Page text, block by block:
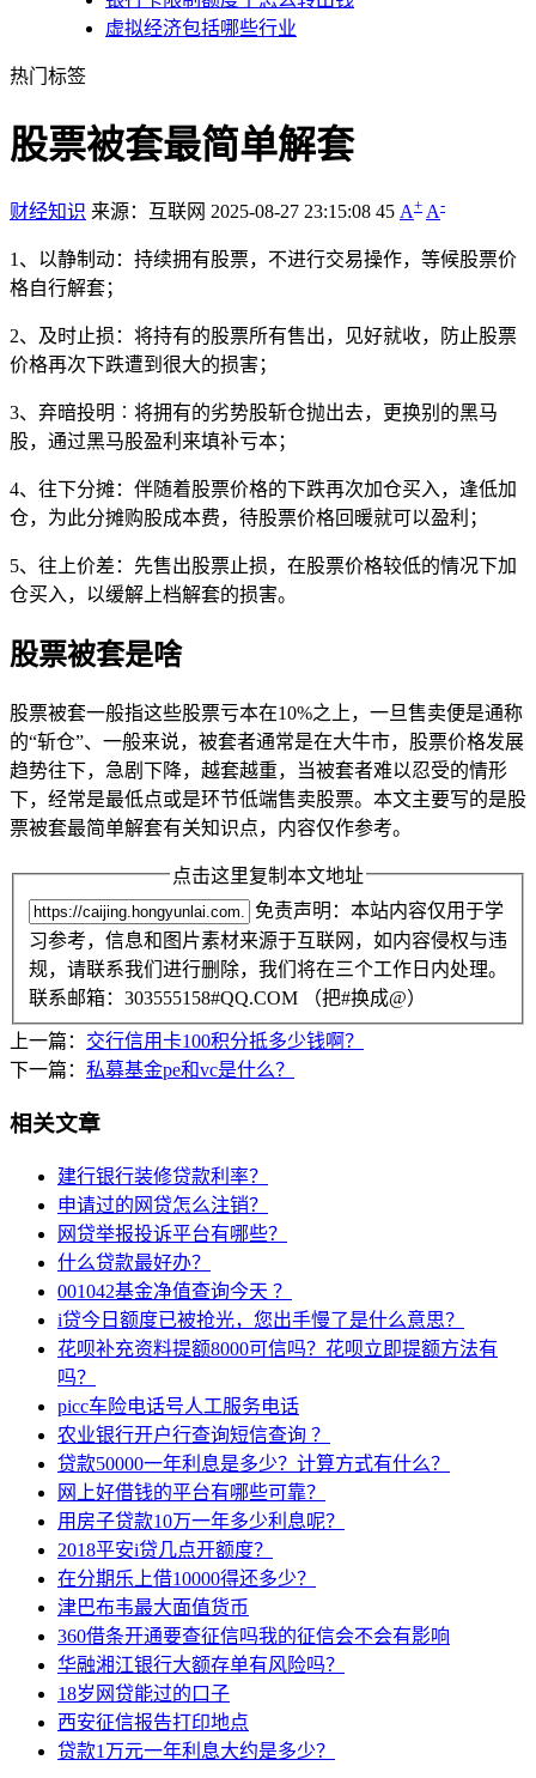
虚拟经济包括哪些行业
热门标签
股票被套最简单解套
财经知识 来源：互联网 2025-08-27 23:15:08 45 A+ A-
1、以静制动：持续拥有股票，不进行交易操作，等候股票价
格自行解套；
2、及时止损：将持有的股票所有售出，见好就收，防止股票
价格再次下跌遭到很大的损害；
3、弃暗投明︰将拥有的劣势股斩仓抛出去，更换别的黑马
股，通过黑马股盈利来填补亏本；
4、往下分摊：伴随着股票价格的下跌再次加仓买入，逢低加
仓，为此分摊购股成本费，待股票价格回暖就可以盈利；
5、往上价差：先售出股票止损，在股票价格较低的情况下加
仓买入，以缓解上档解套的损害。
股票被套是啥
股票被套一般指这些股票亏本在10%之上，一旦售卖便是通称
的“斩仓”、一般来说，被套者通常是在大牛市，股票价格发展
趋势往下，急剧下降，越套越重，当被套者难以忍受的情形
下，经常是最低点或是环节低端售卖股票。本文主要写的是股
票被套最简单解套有关知识点，内容仅作参考。
点击这里复制本文地址
免责声明：本站内容仅用于学
习参考，信息和图片素材来源于互联网，如内容侵权与违
规，请联系我们进行删除，我们将在三个工作日内处理。
联系邮箱：303555158#QQ.COM （把#换成@）
上一篇： 交行信用卡100积分抵多少钱啊？
下一篇： 私募基金pe和vc是什么？
相关文章
建行银行装修贷款利率？
申请过的网贷怎么注销？
网贷举报投诉平台有哪些？
什么贷款最好办？
001042基金净值查询今天 ？
i贷今日额度已被抢光，您出手慢了是什么意思？
花呗补充资料提额8000可信吗？花呗立即提额方法有
吗？
picc车险电话号人工服务电话
农业银行开户行查询短信查询 ？
贷款50000一年利息是多少？计算方式有什么？
网上好借钱的平台有哪些可靠？
用房子贷款10万一年多少利息呢？
2018平安i贷几点开额度？
在分期乐上借10000得还多少？
津巴布韦最大面值货币
360借条开通要查征信吗我的征信会不会有影响
华融湘江银行大额存单有风险吗？
18岁网贷能过的口子
西安征信报告打印地点
贷款1万元一年利息大约是多少？